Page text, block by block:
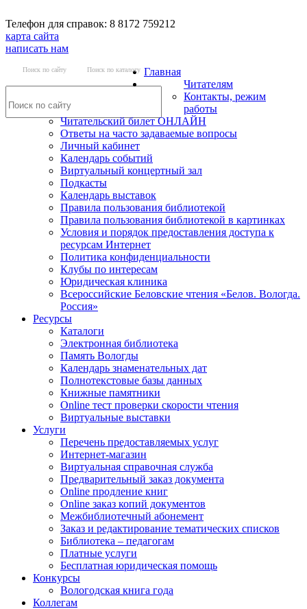
Телефон для справок: 8 8172 759212
карта сайта
написать нам
Поиск по сайту Поиск по каталогу Главная
Читателям
Контакты, режим
работы
Читательский билет ОНЛАЙН
Ответы на часто задаваемые вопросы
Личный кабинет
Календарь событий
Виртуальный концертный зал
Подкасты
Календарь выставок
Правила пользования библиотекой
Правила пользования библиотекой в картинках
Условия и порядок предоставления доступа к
ресурсам Интернет
Политика конфиденциальности
Клубы по интересам
Юридическая клиника
Всероссийские Беловские чтения «Белов. Вологда.
Россия»
Ресурсы
Каталоги
Электронная библиотека
Память Вологды
Календарь знаменательных дат
Полнотекстовые базы данных
Книжные памятники
Online тест проверки скорости чтения
Виртуальные выставки
Услуги
Перечень предоставляемых услуг
Интернет-магазин
Виртуальная справочная служба
Предварительный заказ документа
Online продление книг
Online заказ копий документов
Межбиблиотечный абонемент
Заказ и редактирование тематических списков
Библиотека – педагогам
Платные услуги
Бесплатная юридическая помощь
Конкурсы
Вологодская книга года
Коллегам